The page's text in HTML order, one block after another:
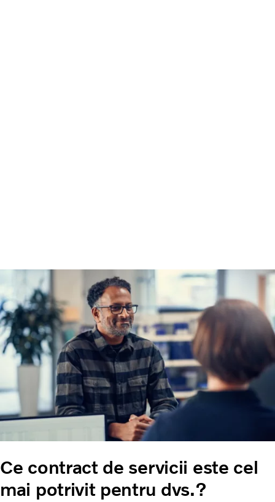
Ce contract de servicii este cel
mai potrivit pentru dvs.?